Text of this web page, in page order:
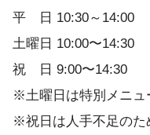
平 日 10:30～14:00
土曜日 10:00〜14:30
祝 日 9:00〜14:30
※土曜日は特別メニュ
※祝日は人手不足のた